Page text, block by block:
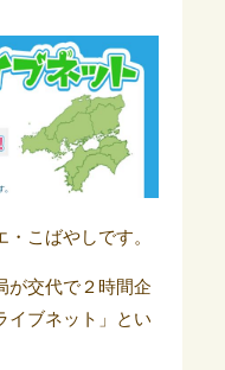
こばやしです。
が交代で２時間企
イブネット」とい